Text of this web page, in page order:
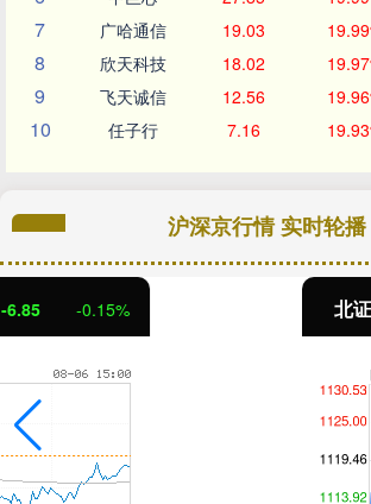
7 广哈通信 19.03
8 欣天科技 18.02
9 飞天诚信 12.56
10 任子行 7.16
沪深京行情 实时轮播
北证50 3.42